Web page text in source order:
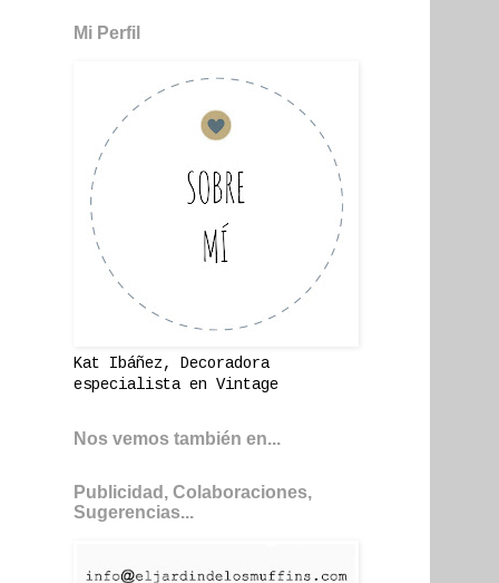
Mi Perfil
Kat Ibáñez, Decoradora
especialista en Vintage
Nos vemos también en...
Publicidad, Colaboraciones,
Sugerencias...